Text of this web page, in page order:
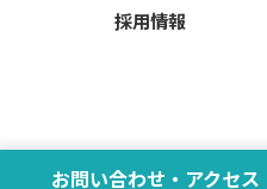
採用情報
お問い合わせ・アクセス